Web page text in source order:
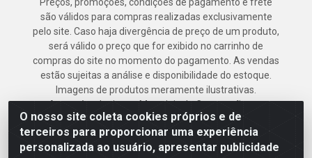
O nosso site coleta cookies próprios e de
terceiros para proporcionar uma experiência
personalizada ao usuário, apresentar publicidade
são válidos para compras realizadas exclusivamente
pelo site. Caso haja divergência de preço de um produto,
será válido o preço que for exibido no carrinho de
compras do site no momento do pagamento. As vendas
estão sujeitas a análise e disponibilidade do estoque.
Imagens de produtos meramente ilustrativas.
Armazém Jenipapo Materiais de Construção em
Geral LTDA - Rua das Flores, 2691 - Guabiraba,
Recife/PE - CEP 52.291-630 - CNPJ
41.097.379/0001-